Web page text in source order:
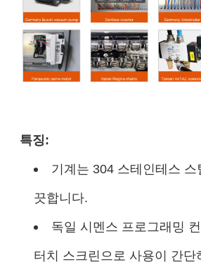
특징:
기계는 304 스테인테스 스
끗합니다.
독일 시멘스 프로그래밍
터치 스크린으로 사용이 간단